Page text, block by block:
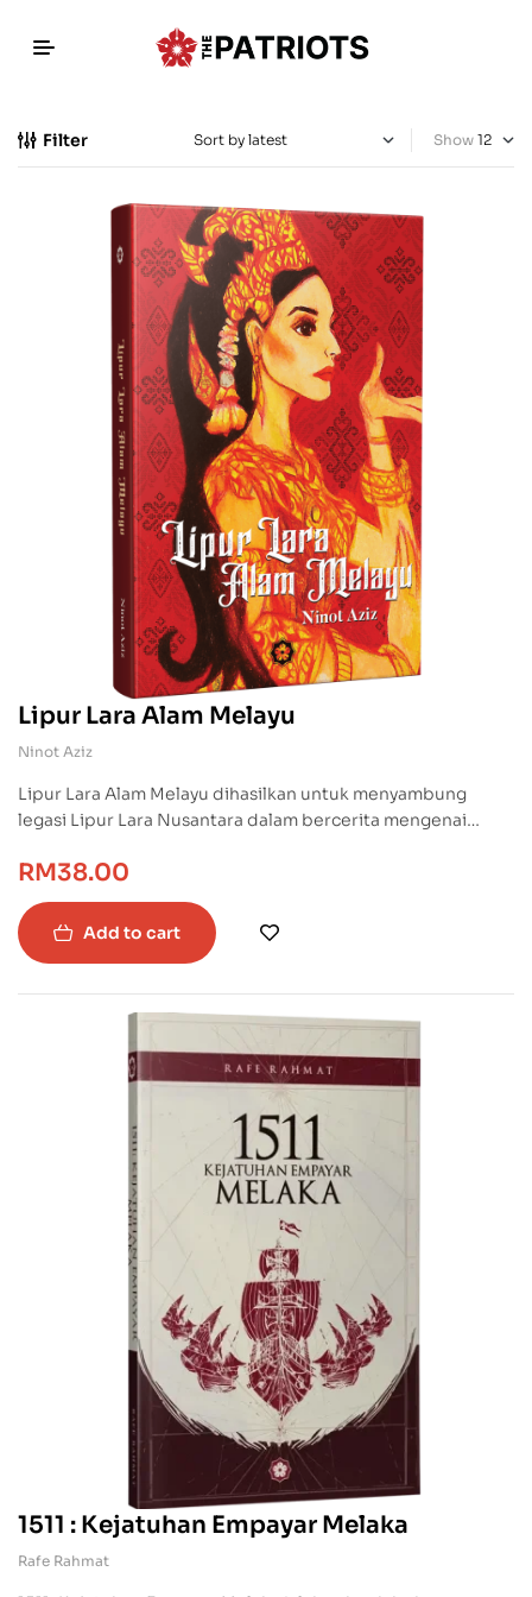
Filter Show
Lipur Lara Alam Melayu
Ninot Aziz
Lipur Lara Alam Melayu dihasilkan untuk menyambung
legasi Lipur Lara Nusantara dalam bercerita mengenai
mengasyikkan tentang tamadun bangsa kita, betapa nenek
moyang kita tidak kurang kisah hebat yang sama tandingnya
dengan mitos dan hikayat dari barat.
RM38.00
Add to cart
1511 : Kejatuhan Empayar Melaka
Rafe Rahmat